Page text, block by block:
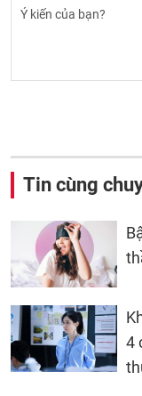
Tin cùng
4